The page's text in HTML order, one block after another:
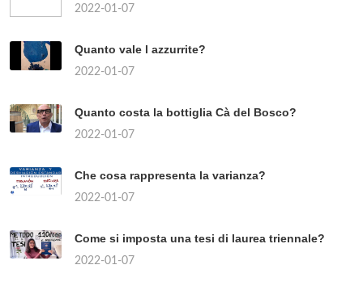
2022-01-07
Quanto vale l azzurrite?
2022-01-07
Quanto costa la bottiglia Cà del Bosco?
2022-01-07
Che cosa rappresenta la varianza?
2022-01-07
Come si imposta una tesi di laurea triennale?
2022-01-07